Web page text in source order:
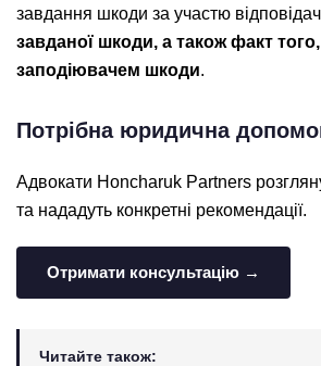
завдання шкоди за участю
завданої шкоди, а також факт
заподіювачем шкоди.
Потрібна юридична
Адвокати Honcharuk Partners
та нададуть конкретні рекомендації.
Отримати консультацію →
Читайте також: